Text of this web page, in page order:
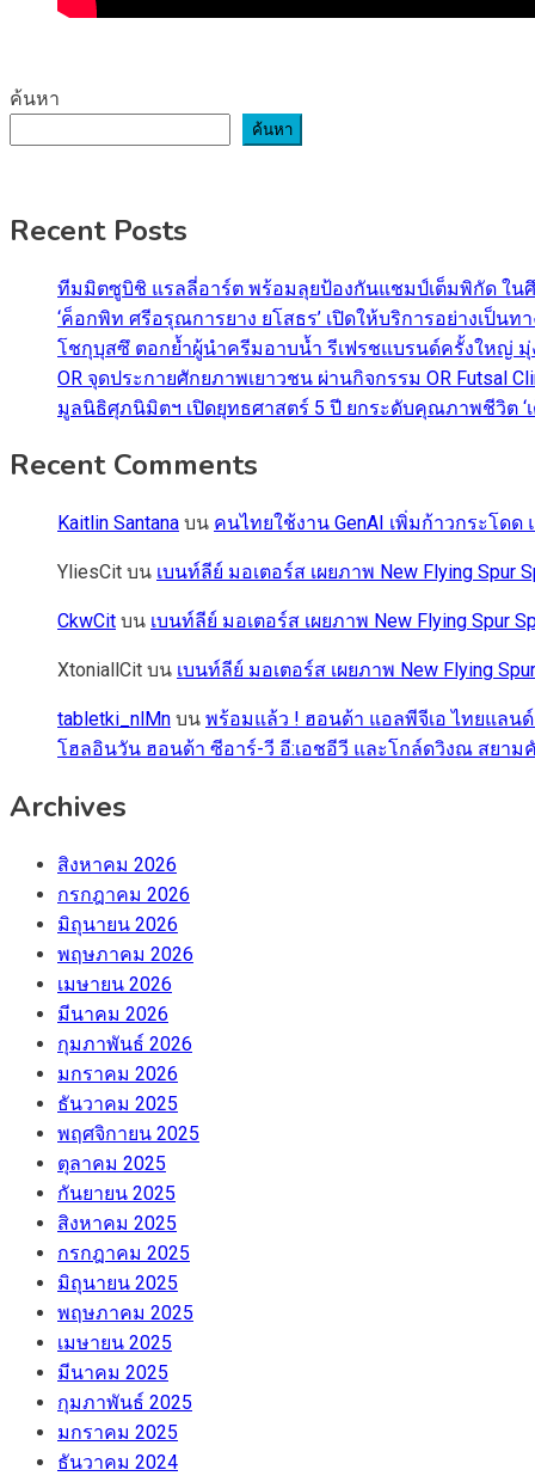
ค้นหา
ค้นหา
Recent Posts
ทีมมิตซูบิชิ แรลลี่อาร์ต พร้อมลุยป้องกันแชมป์เต็มพิกัด ใน
‘ค็อกพิท ศรีอรุณการยาง ยโสธร’ เปิดให้บริการอย่างเป็น
โชกุบุสซึ ตอกย้ำผู้นำครีมอาบน้ำ รีเฟรชแบรนด์ครั้งใหญ่ มุ่
OR จุดประกายศักยภาพเยาวชน ผ่านกิจกรรม OR Futsal
มูลนิธิศุภนิมิตฯ เปิดยุทธศาสตร์ 5 ปี ยกระดับคุณภาพชีวิต
Recent Comments
Kaitlin Santana บน คนไทยใช้งาน GenAI เพิ่มก้าวกระโด
YliesCit บน เบนท์ลีย์ มอเตอร์ส เผยภาพ New Flying
CkwCit บน เบนท์ลีย์ มอเตอร์ส เผยภาพ New Flying Spur
XtoniallCit บน เบนท์ลีย์ มอเตอร์ส เผยภาพ New Flying
tabletki_nlMn บน พร้อมแล้ว ! ฮอนด้า แอลพีจีเอ ไทยแลนด์
โฮลอินวัน ฮอนด้า ซีอาร์-วี อี:เอชอีวี และโกล์ดวิงณ สยา
Archives
สิงหาคม 2026
กรกฎาคม 2026
มิถุนายน 2026
พฤษภาคม 2026
เมษายน 2026
มีนาคม 2026
กุมภาพันธ์ 2026
มกราคม 2026
ธันวาคม 2025
พฤศจิกายน 2025
ตุลาคม 2025
กันยายน 2025
สิงหาคม 2025
กรกฎาคม 2025
มิถุนายน 2025
พฤษภาคม 2025
เมษายน 2025
มีนาคม 2025
กุมภาพันธ์ 2025
มกราคม 2025
ธันวาคม 2024